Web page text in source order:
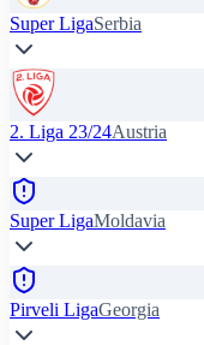
Super LigaSerbia
2. Liga 23/24Austria
Super LigaMoldavia
Pirveli LigaGeorgia